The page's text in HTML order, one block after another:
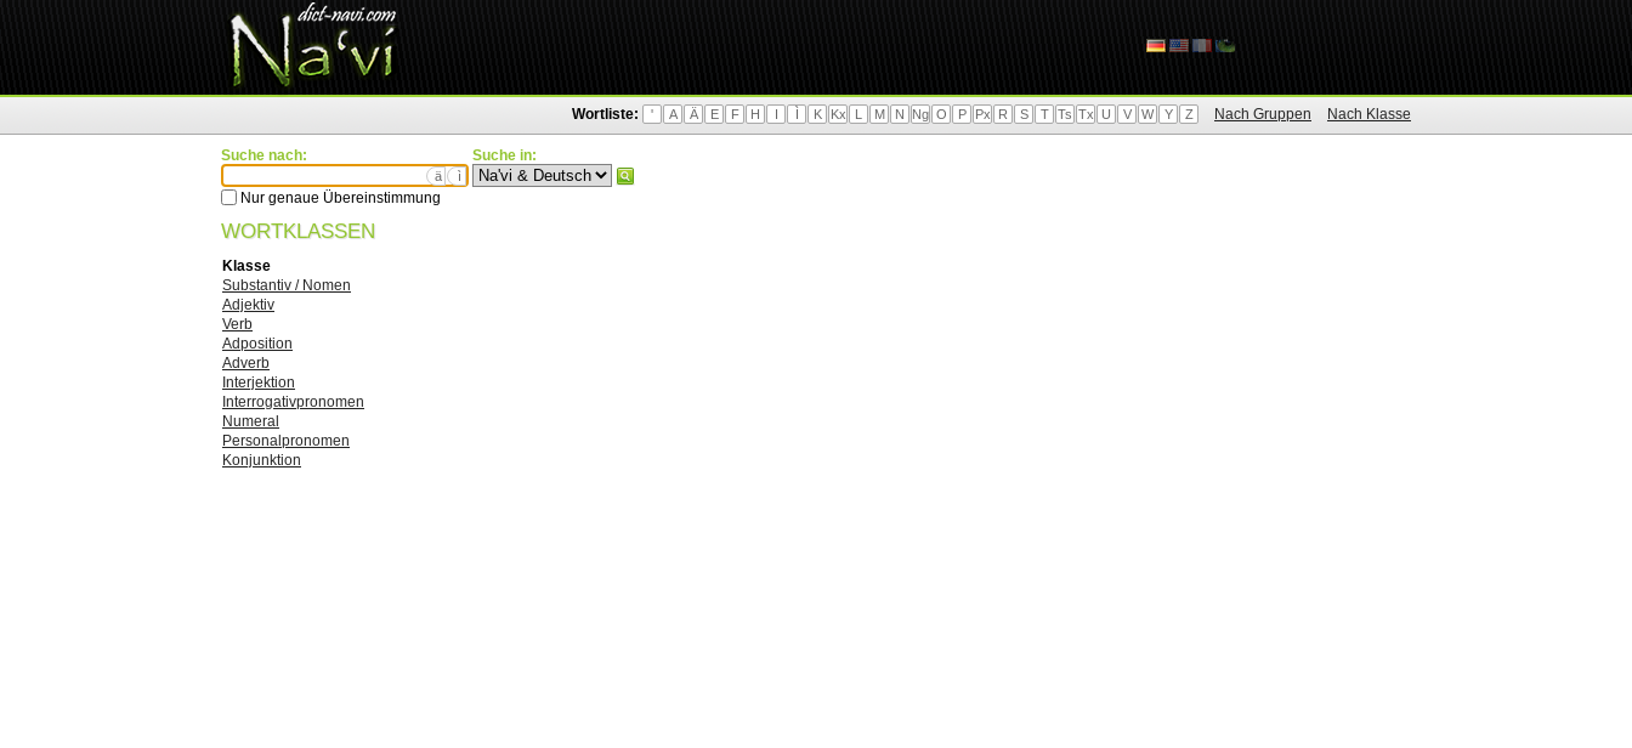
Wortliste: ' A Ä E F H I Ì K Kx L M N Ng O P Px R S T Ts Tx U V W Y Z Nach Gruppen Nach Klasse
Suche nach:
ä ì
Nur genaue Übereinstimmung
Suche in:
WORTKLASSEN
Klasse
Substantiv / Nomen
Adjektiv
Verb
Adposition
Adverb
Interjektion
Interrogativpronomen
Numeral
Personalpronomen
Konjunktion